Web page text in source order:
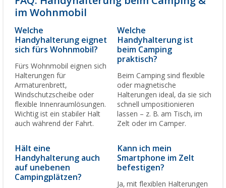
im Wohnmobil
Welche
Handyhalterung eignet
sich fürs Wohnmobil?
Fürs Wohnmobil eignen sich
Halterungen für
Armaturenbrett,
Windschutzscheibe oder
flexible Innenraumlösungen.
Wichtig ist ein stabiler Halt
auch während der Fahrt.
Welche
Handyhalterung ist
beim Camping
praktisch?
Beim Camping sind flexible
oder magnetische
Halterungen ideal, da sie sich
schnell umpositionieren
lassen – z. B. am Tisch, im
Zelt oder im Camper.
Hält eine
Handyhalterung auch
auf unebenen
Campingplätzen?
Kann ich mein
Smartphone im Zelt
befestigen?
Ja, mit flexiblen Halterungen